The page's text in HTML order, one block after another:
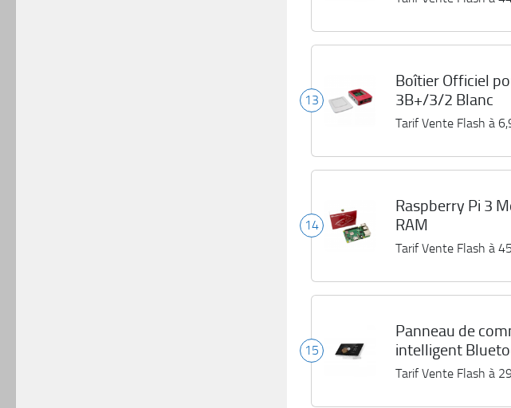
13
Boîtier Officiel
3B+/3/2 Blanc
Tarif Vente Flash à
14
Raspberry Pi 3
RAM
Tarif Vente Flash à
15
Panneau de
intelligent
Matter MP-K05D
Tarif Vente Flash à